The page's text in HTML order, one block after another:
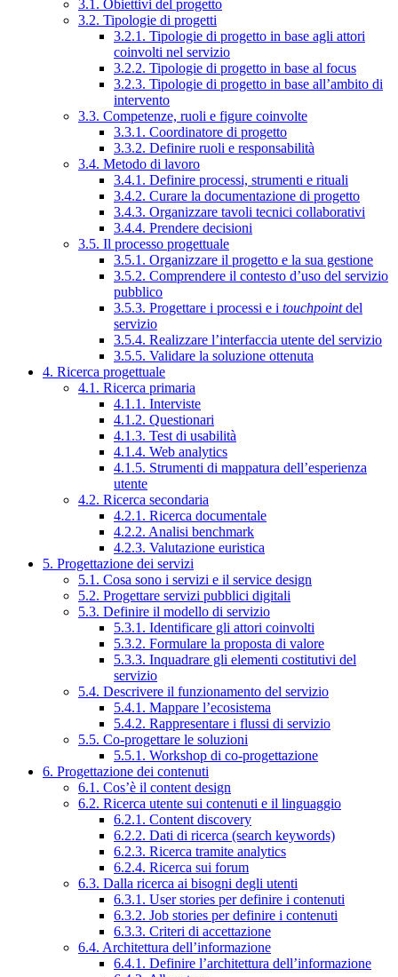
3.1. Obiettivi del progetto
3.2. Tipologie di progetti
3.2.1. Tipologie di progetto in base agli attori
coinvolti nel servizio
3.2.2. Tipologie di progetto in base al focus
3.2.3. Tipologie di progetto in base all’ambito di
intervento
3.3. Competenze, ruoli e figure coinvolte
3.3.1. Coordinatore di progetto
3.3.2. Definire ruoli e responsabilità
3.4. Metodo di lavoro
3.4.1. Definire processi, strumenti e rituali
3.4.2. Curare la documentazione di progetto
3.4.3. Organizzare tavoli tecnici collaborativi
3.4.4. Prendere decisioni
3.5. Il processo progettuale
3.5.1. Organizzare il progetto e la sua gestione
3.5.2. Comprendere il contesto d’uso del servizio
pubblico
3.5.3. Progettare i processi e i touchpointdel
servizio
3.5.4. Realizzare l’interfaccia utente del servizio
3.5.5. Validare la soluzione ottenuta
4. Ricerca progettuale
4.1. Ricerca primaria
4.1.1. Interviste
4.1.2. Questionari
4.1.3. Test di usabilità
4.1.4. Web analytics
4.1.5. Strumenti di mappatura dell’esperienza
utente
4.2. Ricerca secondaria
4.2.1. Ricerca documentale
4.2.2. Analisi benchmark
4.2.3. Valutazione euristica
5. Progettazione dei servizi
5.1. Cosa sono i servizi e il service design
5.2. Progettare servizi pubblici digitali
5.3. Definire il modello di servizio
5.3.1. Identificare gli attori coinvolti
5.3.2. Formulare la proposta di valore
5.3.3. Inquadrare gli elementi costitutivi del
servizio
5.4. Descrivere il funzionamento del servizio
5.4.1. Mappare l’ecosistema
5.4.2. Rappresentare i flussi di servizio
5.5. Co-progettare le soluzioni
5.5.1. Workshop di co-progettazione
6. Progettazione dei contenuti
6.1. Cos’è il content design
6.2. Ricerca utente sui contenuti e il linguaggio
6.2.1. Content discovery
6.2.2. Dati di ricerca (search keywords)
6.2.3. Ricerca tramite analytics
6.2.4. Ricerca sui forum
6.3. Dalla ricerca ai bisogni degli utenti
6.3.1. User stories per definire i contenuti
6.3.2. Job stories per definire i contenuti
6.3.3. Criteri di accettazione
6.4. Architettura dell’informazione
6.4.1. Definire l’architettura dell’informazione